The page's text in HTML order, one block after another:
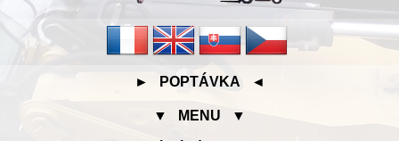
► POPTÁVKA ◄
▼ MENU ▼